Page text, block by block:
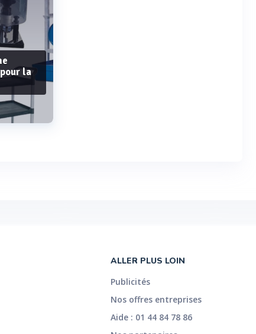
la
ALLER PLUS LOIN
Publicités
Nos offres entreprises
Aide : 01 44 84 78 86